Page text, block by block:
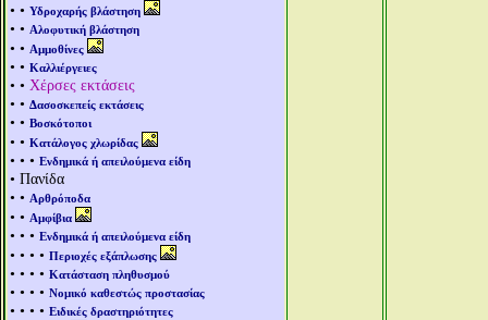
• • Υδροχαρής βλάστηση
• • Αλοφυτική βλάστηση
• • Αμμοθίνες
• • Καλλιέργειες
• • Χέρσες εκτάσεις
• • Δασοσκεπείς εκτάσεις
• • Βοσκότοποι
• • Κατάλογος χλωρίδας
• • • Ενδημικά ή απειλούμενα είδη
• Πανίδα
• • Αρθρόποδα
• • Αμφίβια
• • • Ενδημικά ή απειλούμενα είδη
• • • • Περιοχές εξάπλωσης
• • • • Κατάσταση πληθυσμού
• • • • Νομικό καθεστώς προστασίας
• • • • Ειδικές δραστηριότητες